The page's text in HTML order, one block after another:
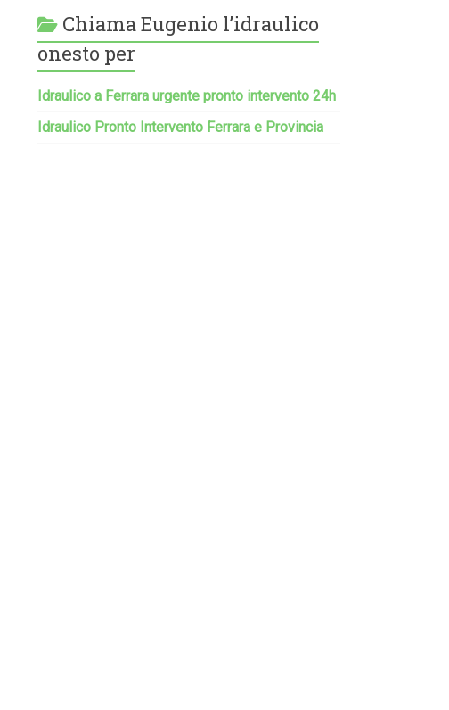
Chiama Eugenio l’idraulico
onesto per
Idraulico a Ferrara urgente pronto intervento 24h
Idraulico Pronto Intervento Ferrara e Provincia